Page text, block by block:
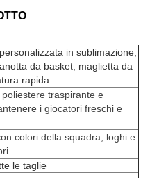
in sublimazione,
da basket, maglietta da
rapida
traspirante e
i giocatori freschi e
colori della squadra, loghi e
le taglie